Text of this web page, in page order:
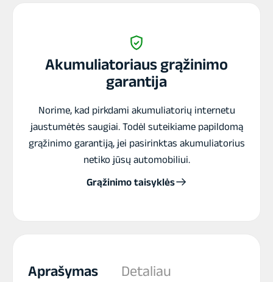
Akumuliatoriaus grąžinimo
garantija
Norime, kad pirkdami akumuliatorių internetu
jaustumėtės saugiai. Todėl suteikiame papildomą
grąžinimo garantiją, jei pasirinktas akumuliatorius
netiko jūsų automobiliui.
Grąžinimo taisyklės
Aprašymas Detaliau